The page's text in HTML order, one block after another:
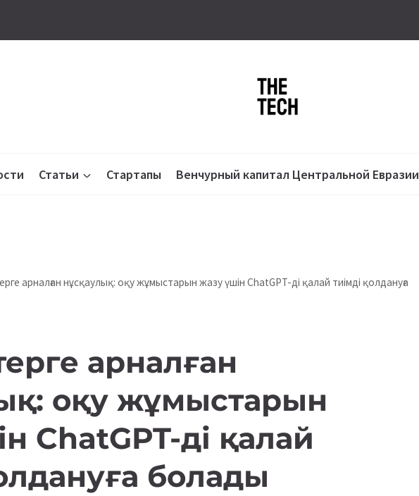
Статьи Стартапы Венчурный капитал Центральной Евразии
арналған нұсқаулық: оқу жұмыстарын жазу үшін ChatGPT-ді қалай тиімді қолдануға
арналған
оқу жұмыстарын
ChatGPT-ді қалай
болады